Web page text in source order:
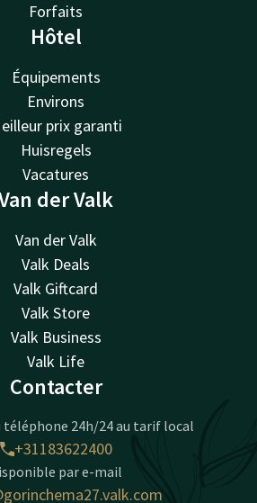
Forfaits
Hôtel
Équipements
Environs
prix garanti
Huisregels
Vacatures
der Valk
Van der Valk
Valk Deals
Valk Giftcard
Valk Store
Valk Business
Valk Life
Contacter
téléphone 24h/24 au tarif local
+31183622400
par e-mail